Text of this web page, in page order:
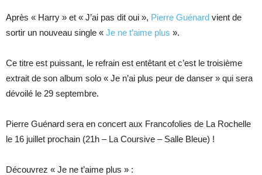
Après « Harry » et « J’ai pas dit oui », Pierre Guénard vient de
sortir un nouveau single « Je ne t’aime plus ».
Ce titre est puissant, le refrain est entêtant et c’est le troisième
extrait de son album solo « Je n’ai plus peur de danser » qui sera
dévoilé le 29 septembre.
Pierre Guénard sera en concert aux Francofolies de La Rochelle
le 16 juillet prochain (21h – La Coursive – Salle Bleue) !
Découvrez « Je ne t’aime plus » :